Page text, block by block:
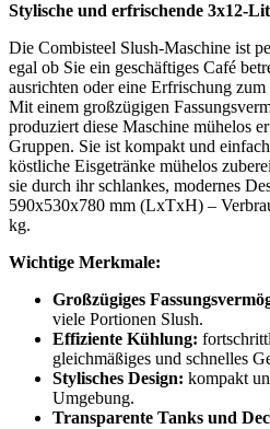
Stylische und erfrischende 3x12-
Die Combisteel Slush-Maschine ist
egal ob Sie ein geschäftiges Café
ausrichten oder eine Erfrischung
Mit einem großzügigen
produziert diese Maschine mühelos
Gruppen. Sie ist kompakt und
köstliche Eisgetränke mühelos
sie durch ihr schlankes, modernes
590x530x780 mm (LxTxH) –
kg.
Wichtige Merkmale:
Großzügiges
viele Portionen Slush.
Effiziente Kühlung:
gleichmäßiges und schnelles
Stylisches Design: kompakt
Umgebung.
Transparente Tanks und